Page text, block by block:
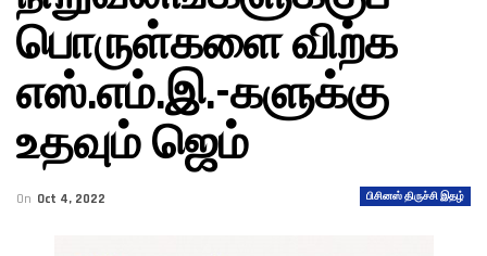
பொருள்களை விற்க
எஸ்.எம்.இ.-களுக்கு
உதவும் ஜெம்
பிசினஸ் திருச்சி இதழ்
On Oct 4, 2022